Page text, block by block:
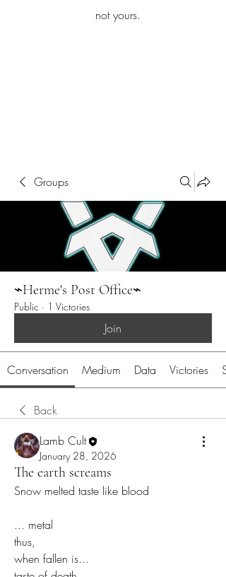
not yours.
Groups
⌁Herme's Post Office⌁
Public · 1 Victories
Join
Conversation Medium Data Victories
Back
Lamb Cult
January 28, 2026
The earth screams
Snow melted taste like blood
... metal
thus,
when fallen is...